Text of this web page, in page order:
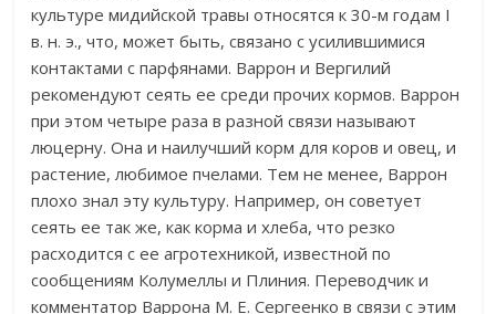
культуре мидийской травы относятся к 30-м годам I
в. н. э., что, может быть, связано с усилившимися
контактами с парфянами. Варрон и Вергилий
рекомендуют сеять ее среди прочих кормов. Варрон
при этом четыре раза в разной связи называют
люцерну. Она и наилучший корм для коров и овец, и
растение, любимое пчелами. Тем не менее, Варрон
плохо знал эту культуру. Например, он советует
сеять ее так же, как корма и хлеба, что резко
расходится с ее агротехникой, известной по
сообщениям Колумеллы и Плиния. Переводчик и
комментатор Варрона М. Е. Сергеенко в связи с этим